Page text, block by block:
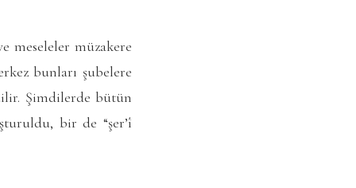
meseleler müzakere
bunları şubelere
Şimdilerde bütün
bir de “şer’î